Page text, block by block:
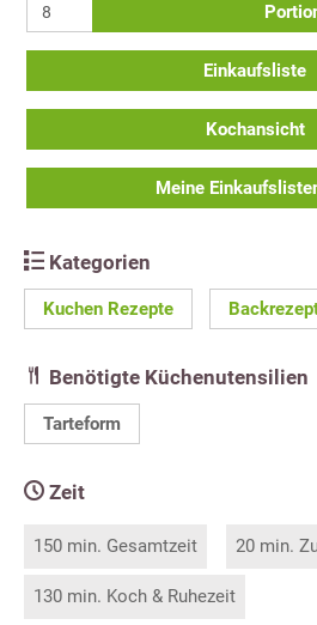
Einkaufsliste
Kochansicht
Meine
Kategorien
Kuchen Rezepte
Benötigte Küchenutensilien
Tarteform
Zeit
150 min. Gesamtzeit 20 min.
130 min. Koch & Ruhezeit